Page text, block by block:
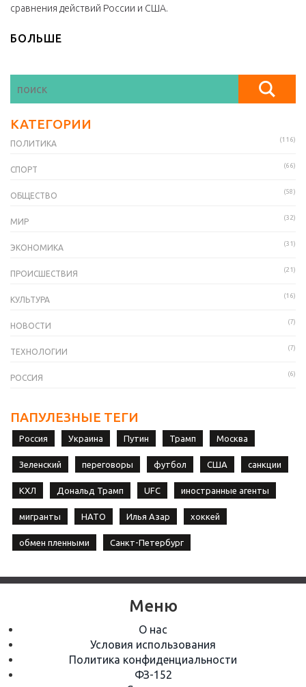
сравнения действий России и США.
БОЛЬШЕ
КАТЕГОРИИ
ПОЛИТИКА (116)
СПОРТ (66)
ОБЩЕСТВО (58)
МИР (32)
ЭКОНОМИКА (31)
ПРОИСШЕСТВИЯ (21)
КУЛЬТУРА (16)
НОВОСТИ (7)
ТЕХНОЛОГИИ (7)
РОССИЯ (6)
ПАПУЛЕЗНЫЕ ТЕГИ
Россия Украина Путин Трамп Москва
Зеленский переговоры футбол США санкции
КХЛ Дональд Трамп UFC иностранные агенты
мигранты НАТО Илья Азар хоккей
обмен пленными Санкт-Петербург
Меню
О нас
Условия использования
Политика конфиденциальности
ФЗ-152